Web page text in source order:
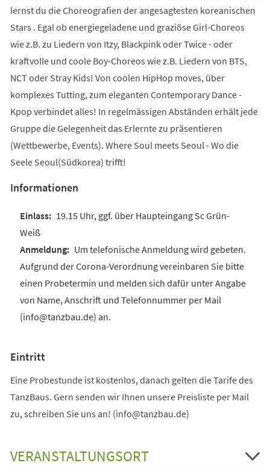
lernst du die Choreografien der angesagtesten koreanischen
Stars . Egal ob energiegeladene und graziöse Girl-Choreos
wie z.B. zu Liedern von Itzy, Blackpink oder Twice - oder
kraftvolle und coole Boy-Choreos wie z.B. Liedern von BTS,
NCT oder Stray Kids! Von coolen HipHop moves, über
komplexes Tutting, zum eleganten Contemporary Dance -
Kpop verbindet alles! In regelmässigen Abständen erhält jede
Gruppe die Gelegenheit das Erlernte zu präsentieren
(Wettbewerbe, Events). Where Soul meets Seoul - Wo die
Seele Seoul(Südkorea) trifft!
Informationen
19.15 Uhr, ggf. über Haupteingang Sc Grün-
Weiß
Um telefonische Anmeldung wird gebeten.
Aufgrund der Corona-Verordnung vereinbaren Sie bitte
einen Probetermin und melden sich dafür unter Angabe
von Name, Anschrift und Telefonnummer per Mail
(info@tanzbau.de) an.
Eintritt
Eine Probestunde ist kostenlos, danach gelten die Tarife des
TanzBaus. Gern senden wir Ihnen unsere Preisliste per Mail
zu, schreiben Sie uns an! (info@tanzbau.de)
VERANSTALTUNGSORT